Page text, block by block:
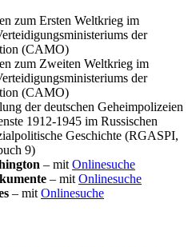
zum Ersten Weltkrieg im
der
(CAMO)
zum Zweiten Weltkrieg im
der
(CAMO)
der deutschen Geheimpolizeien
1912-1945 im Russischen
Geschichte (RGASPI,
9)
– mit Onlinesuche
– mit Onlinesuche
– mit Onlinesuche